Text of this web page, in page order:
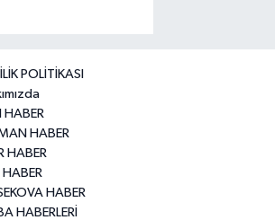
POLİTİKASI
HABER
HABER
HABER
HABER
HABERLERİ